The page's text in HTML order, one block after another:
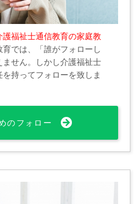
福祉士通信教育の家庭教
では、「誰がフォローし
せん。しかし介護福祉士
持ってフォローを致しま
のフォロー